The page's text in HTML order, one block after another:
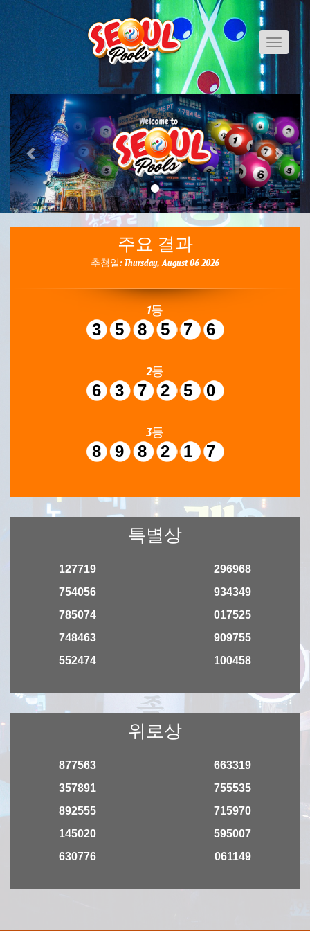
Toggle
Previous Next
주요 결과
추첨일: Thursday, August 06 2026
1등
358576
2등
637250
3등
898217
특별상
127719
754056
785074
748463
552474
296968
934349
017525
909755
100458
위로상
877563
357891
892555
145020
630776
663319
755535
715970
595007
061149